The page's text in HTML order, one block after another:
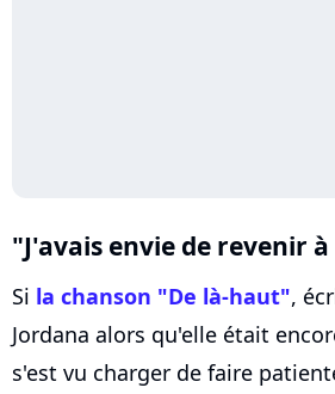
"J'avais envie de revenir
Si la chanson "De là-haut",
Jordana alors qu'elle était
s'est vu charger de faire